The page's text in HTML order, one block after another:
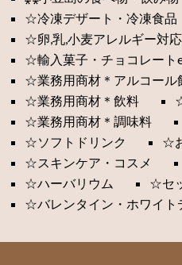
☆冷凍デザート・冷凍食品
☆卵,乳,小麦アレルギー対
☆輸入菓子・チョコレート
☆業務用商材＊アルコール
☆業務用商材＊飲料
☆業務用商材＊調味料
☆ソフトドリンク
☆
☆スキンケア・コスメ
☆ハーバリウム
☆セ
☆バレンタイン・ホワイト